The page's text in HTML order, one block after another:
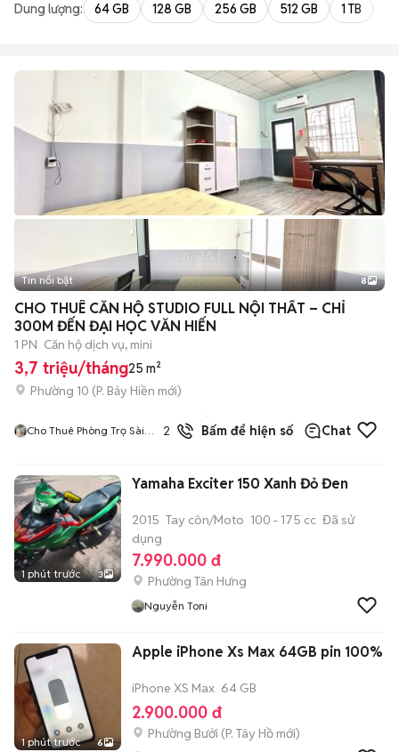
Dung lượng: 64 GB 128 GB 256 GB 512 GB 1 TB
+2
Tin nổi bật 8
CHO THUÊ CĂN HỘ STUDIO FULL NỘI THẤT – CHỈ
300M ĐẾN ĐẠI HỌC VĂN HIẾN
1 PN Căn hộ dịch vụ, mini
3,7 triệu/tháng25 m²
Phường 10 (P. Bảy Hiền mới)
Cho Thuê Phòng Trọ Sài
2.0
đã
bán
Bấm để hiện số Chat
1 phút trước 3
Yamaha Exciter 150 Xanh Đỏ Đen
2015 Tay côn/Moto 100 - 175 cc Đã sử
dụng
7.990.000 đ
Phường Tân Hưng
Nguyễn Toni
1 phút trước 6
Apple iPhone Xs Max 64GB pin 100%
iPhone XS Max 64 GB
2.900.000 đ
Phường Bưởi (P. Tây Hồ mới)